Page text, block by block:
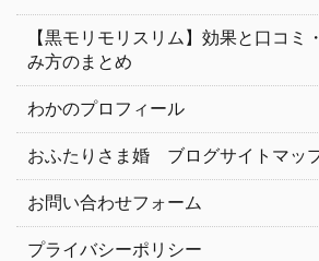
【黒モリモリスリム】効果と口コミ
み方のまとめ
わかのプロフィール
おふたりさま婚 ブログサイトマッ
お問い合わせフォーム
プライバシーポリシー